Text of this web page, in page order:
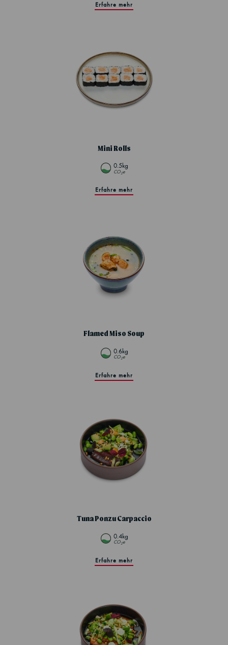
Erfahre mehr
Mini Rolls
0.5kg
CO2e
Erfahre mehr
Flamed Miso Soup
0.6kg
CO2e
Erfahre mehr
Tuna Ponzu Carpaccio
0.4kg
CO2e
Erfahre mehr